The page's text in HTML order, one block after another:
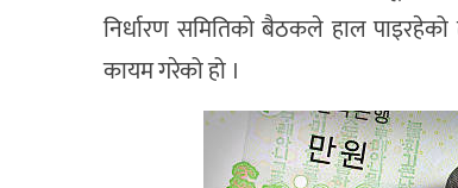
निर्धारण समितिको बैठकले हाल पाइरहेको
कायम गरेको हो ।